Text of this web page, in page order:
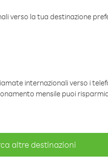
verso la tua destinazione
internazionali verso i
mensile puoi
altre destinazioni